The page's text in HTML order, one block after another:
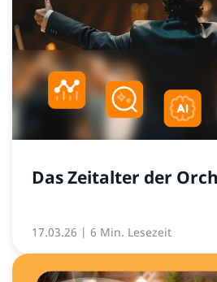
Das Zeitalter der
17.03.26 | 6 Min. Lesezeit